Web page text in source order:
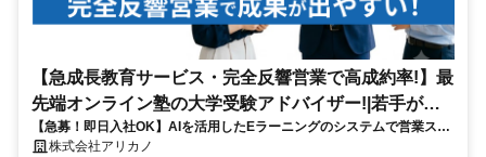
【急成長教育サービス・完全反響営業で高成約率!】最
先端オンライン塾の大学受験アドバイザー!|若手が多
数活躍中!「フルリモート勤務」
【急募！即日入社OK】AIを活用したEラーニングのシステムで営業スキ
ルがどんどん身につく！未経験でも、入社1か月目から成果を出せる環
株式会社アリカノ